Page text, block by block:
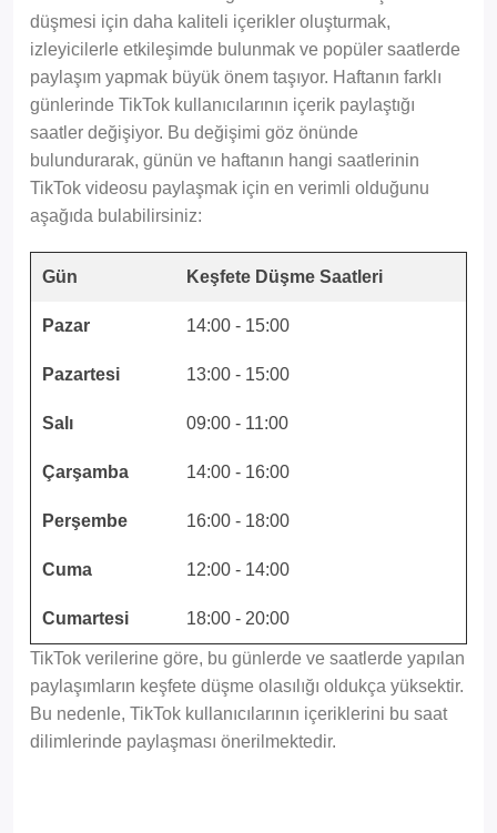
düşmesi için daha kaliteli içerikler oluşturmak,
izleyicilerle etkileşimde bulunmak ve popüler saatlerde
paylaşım yapmak büyük önem taşıyor. Haftanın farklı
günlerinde TikTok kullanıcılarının içerik paylaştığı
saatler değişiyor. Bu değişimi göz önünde
bulundurarak, günün ve haftanın hangi saatlerinin
TikTok videosu paylaşmak için en verimli olduğunu
aşağıda bulabilirsiniz:
Gün Keşfete Düşme Saatleri
Pazar 14:00 - 15:00
Pazartesi 13:00 - 15:00
Salı 09:00 - 11:00
Çarşamba 14:00 - 16:00
Perşembe 16:00 - 18:00
Cuma 12:00 - 14:00
Cumartesi 18:00 - 20:00
TikTok verilerine göre, bu günlerde ve saatlerde yapılan
paylaşımların keşfete düşme olasılığı oldukça yüksektir.
Bu nedenle, TikTok kullanıcılarının içeriklerini bu saat
dilimlerinde paylaşması önerilmektedir.